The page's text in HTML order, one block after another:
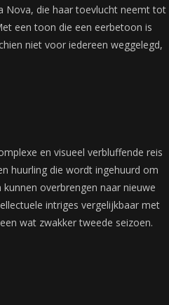
Nova, die haar toevlucht neemt tot
een toon die een eerbetoon is
niet voor iedereen weggelegd,
en visueel verbluffende reis
huurling die wordt ingehuurd om
overbrengen naar nieuwe
intriges vergelijkbaar met
wat zwakker tweede seizoen.